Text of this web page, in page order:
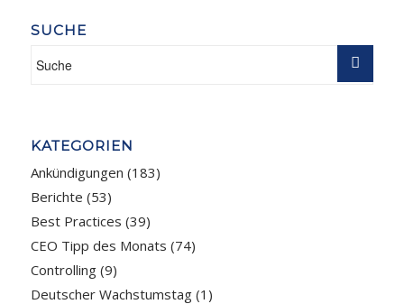
SUCHE
KATEGORIEN
Ankündigungen (183)
Berichte (53)
Best Practices (39)
CEO Tipp des Monats (74)
Controlling(9)
Deutscher Wachstumstag(1)